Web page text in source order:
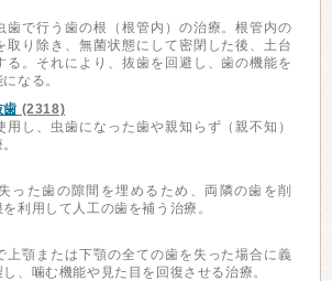
歯で行う歯の根（根管内）の治療。根管内の
取り除き、無菌状態にして密閉した後、土台
る。それにより、抜歯を回避し、歯の機能を
なる。
歯 (2318)
し、虫歯になった歯や親知らず（親不知）
った歯の隙間を埋めるため、両隣の歯を削
利用して人工の歯を補う治療。
上顎または下顎の全ての歯を失った場合に義
、噛む機能や見た目を回復させる治療。